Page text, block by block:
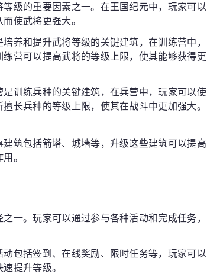
级的重要因素之一。在王国纪元中，玩家可以
使武将更强大。
养和提升武将等级的关键建筑，在训练营中，
营可以提高武将的等级上限，使其能够获得更
训练兵种的关键建筑，在兵营中，玩家可以使
长兵种的等级上限，使其在战斗中更加强大。
筑包括箭塔、城墙等，升级这些建筑可以提高
。
一。玩家可以通过参与各种活动和完成任务，
包括签到、在线奖励、限时任务等，玩家可以
提升等级。